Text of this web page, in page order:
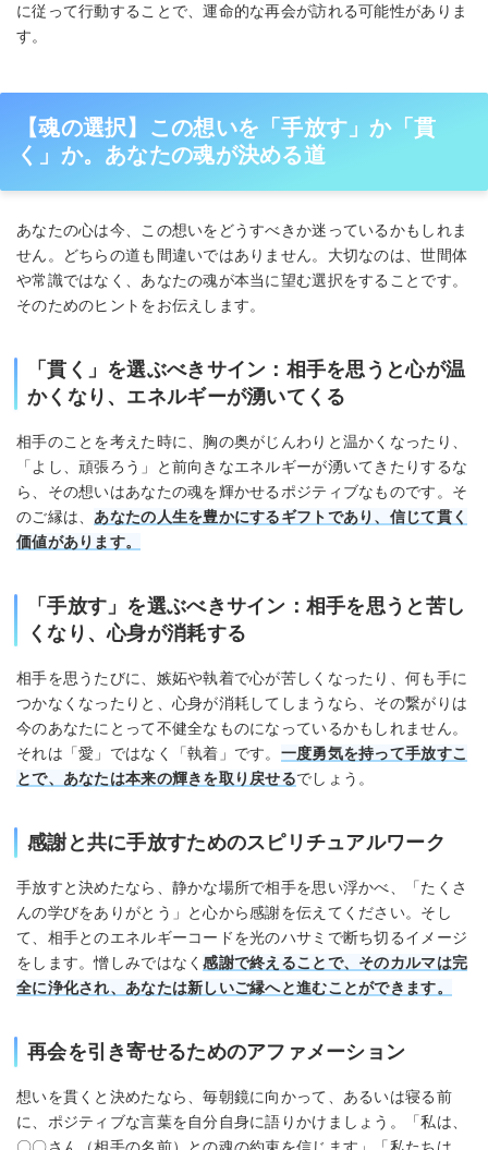
に従って行動することで、運命的な再会が訪れる可能性がありま
す。
【魂の選択】この想いを「手放す」か「貫
く」か。あなたの魂が決める道
あなたの心は今、この想いをどうすべきか迷っているかもしれま
せん。どちらの道も間違いではありません。大切なのは、世間体
や常識ではなく、あなたの魂が本当に望む選択をすることです。
そのためのヒントをお伝えします。
「貫く」を選ぶべきサイン：相手を思うと心が温
かくなり、エネルギーが湧いてくる
相手のことを考えた時に、胸の奥がじんわりと温かくなったり、
「よし、頑張ろう」と前向きなエネルギーが湧いてきたりするな
ら、その想いはあなたの魂を輝かせるポジティブなものです。そ
のご縁は、 あなたの人生を豊かにするギフトであり、信じて貫く
価値があります。
「手放す」を選ぶべきサイン：相手を思うと苦し
くなり、心身が消耗する
相手を思うたびに、嫉妬や執着で心が苦しくなったり、何も手に
つかなくなったりと、心身が消耗してしまうなら、その繋がりは
今のあなたにとって不健全なものになっているかもしれません。
それは「愛」ではなく「執着」です。 一度勇気を持って手放すこ
とで、あなたは本来の輝きを取り戻せるでしょう。
感謝と共に手放すためのスピリチュアルワーク
手放すと決めたなら、静かな場所で相手を思い浮かべ、「たくさ
んの学びをありがとう」と心から感謝を伝えてください。そし
て、相手とのエネルギーコードを光のハサミで断ち切るイメージ
をします。憎しみではなく感謝で終えることで、そのカルマは完
全に浄化され、あなたは新しいご縁へと進むことができます。
再会を引き寄せるためのアファメーション
想いを貫くと決めたなら、毎朝鏡に向かって、あるいは寝る前
に、ポジティブな言葉を自分自身に語りかけましょう。「私は、
〇〇さん（相手の名前）との魂の約束を信じます」「私たちは、